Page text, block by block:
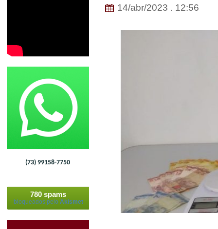
(73) 99158-7750
780 spams
bloqueados pelo Akismet
14/abr/2023 . 12:56